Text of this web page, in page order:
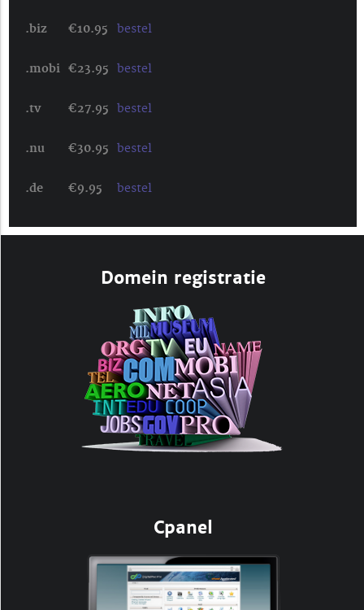
.biz €10.95 bestel
.mobi €23.95 bestel
.tv €27.95 bestel
.nu €30.95 bestel
.de €9.95 bestel
Domein registratie
Cpanel